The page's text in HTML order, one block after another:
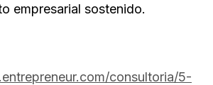
empresarial sostenido.
consultoria/5-